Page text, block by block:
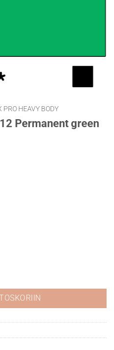
PRO HEAVY BODY
Permanent green
green light määrä